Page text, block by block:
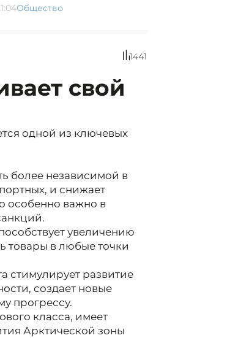
Общество
1441
свой
одной из ключевых
более независимой в
и снижает
особенно важно в
увеличению
товары в любые точки
стимулирует развитие
создает новые
прогрессу.
класса, имеет
Арктической зоны